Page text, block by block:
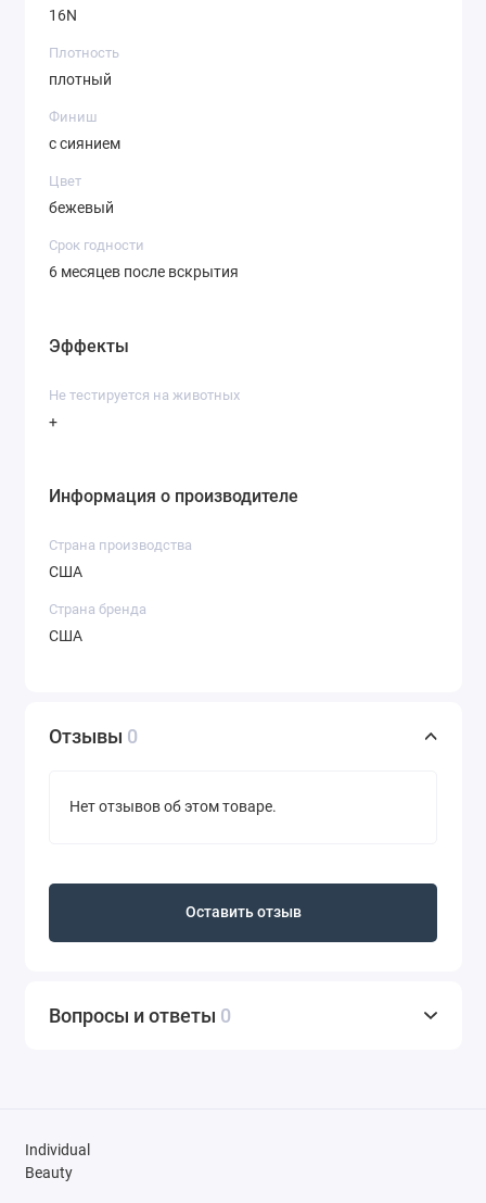
16N
Плотность
плотный
Финиш
с сиянием
Цвет
бежевый
Срок годности
6 месяцев после вскрытия
Эффекты
Не тестируется на животных
+
Информация о производителе
Страна производства
США
Страна бренда
США
Отзывы 0
Нет отзывов об этом товаре.
Оставить отзыв
Вопросы и ответы 0
Individual
Beauty